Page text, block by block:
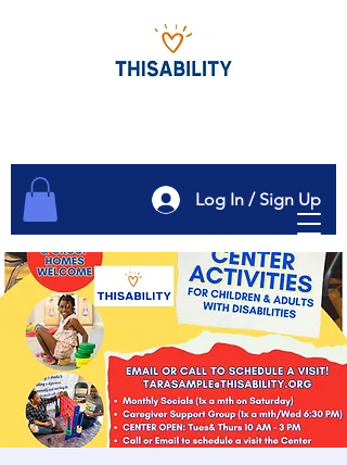
Log In / Sign Up